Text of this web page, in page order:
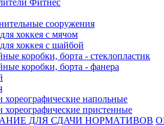
Фитнес
сооружения
хоккея с мячом
хоккея с шайбой
коробки, борта - стеклопластик
коробки, борта - фанера
хореографические напольные
хореографические пристенные
ДЛЯ СДАЧИ НОРМАТИВОВ